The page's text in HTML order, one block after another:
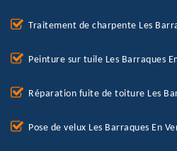
Traitement de charpente Les
Peinture sur tuile Les Barraques
Réparation fuite de toiture Les
Pose de velux Les Barraques En